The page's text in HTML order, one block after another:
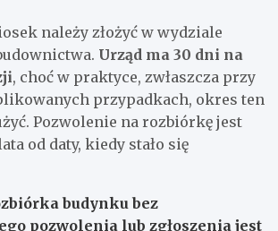
należy złożyć w wydziale
Urząd ma 30 dni na
, choć w praktyce, zwłaszcza przy
przypadkach, okres ten
Pozwolenie na rozbiórkę jest
od daty, kiedy stało się
budynku bez
pozwolenia lub zgłoszenia jest